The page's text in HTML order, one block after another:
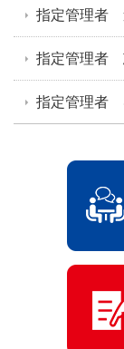
指定管理者
指定管理者
指定管理者